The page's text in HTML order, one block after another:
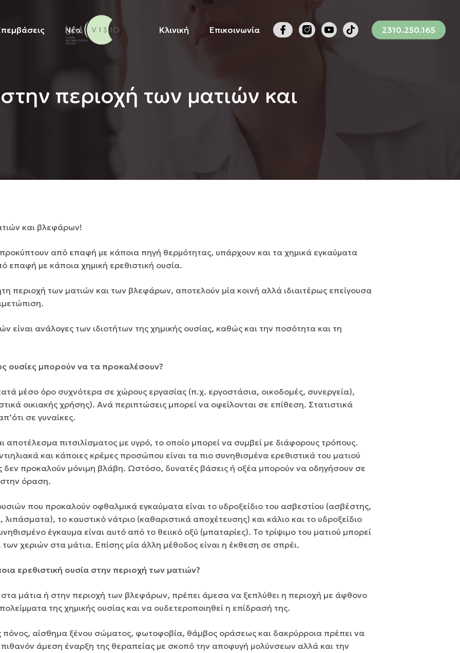
Νέα Κλινική Επικοινωνία 2310.250.165
περιοχή των ματιών και
και βλεφάρων!
από επαφή με κάποια πηγή θερμότητας, υπάρχουν και τα χημικά εγκαύματα
επαφή με κάποια χημική ερεθιστική ουσία.
περιοχή των µατιών και των βλεφάρων, αποτελούν µία κοινή αλλά ιδιαιτέρως επείγουσα
είναι ανάλογες των ιδιοτήτων της χηµικής ουσίας, καθώς και την ποσότητα και τη
ουσίες μπορούν να τα προκαλέσουν?
μέσο όρο συχνότερα σε χώρους εργασίας (π.χ. εργοστάσια, οικοδοµές, συνεργεία),
οικιακής χρήσης). Ανά περιπτώσεις µπορεί να οφείλονται σε επίθεση. Στατιστικά
σε γυναίκες.
αποτέλεσµα πιτσιλίσµατος µε υγρό, το οποίο µπορεί να συµβεί µε διάφορους τρόπους.
και κάποιες κρέµες προσώπου είναι τα πιο συνηθισµένα ερεθιστικά του µατιού
δεν προκαλούν µόνιµη βλάβη. Ωστόσο, δυνατές βάσεις ή οξέα µπορούν να οδηγήσουν σε
όραση.
που προκαλούν οφθαλµικά εγκαύµατα είναι το υδροξείδιο του ασβεστίου (ασβέστης,
το καυστικό νάτριο (καθαριστικά αποχέτευσης) και κάλιο και το υδροξείδιο
έγκαυµα είναι αυτό από το θειικό οξύ (µπαταρίες). Το τρίψιµο του µατιού µπορεί
χεριών στα µάτια. Επίσης µία άλλη µέθοδος είναι η έκθεση σε σπρέι.
ερεθιστική ουσία στην περιοχή των ματιών?
µάτια ή στην περιοχή των βλεφάρων, πρέπει άµεσα να ξεπλύθει η περιοχή µε άφθονο
της χημικής ουσίας και να ουδετεροποιηθεί η επίδρασή της.
πόνος, αίσθηµα ξένου σώµατος, φωτοφοβία, θάµβος οράσεως και δακρύρροια πρέπει να
άµεση έναρξη της θεραπείας με σκοπό την αποφυγή μολύνσεων αλλά και την